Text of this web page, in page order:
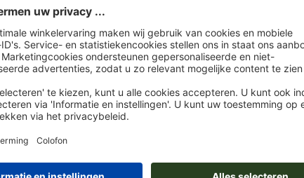
U kunt uw opgemaakte bestanden vóór of na aankoop
Nu uploaden
excl. btw
Levering circa:
di. 18 aug. - do. 20 aug.